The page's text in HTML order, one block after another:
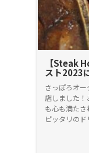
【Steak
スト2023
さっぽろオー
店しました
も心も満た
ピッタリのド